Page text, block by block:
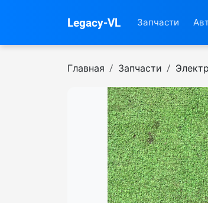
Legacy-VL Запчасти
Главная Запчасти